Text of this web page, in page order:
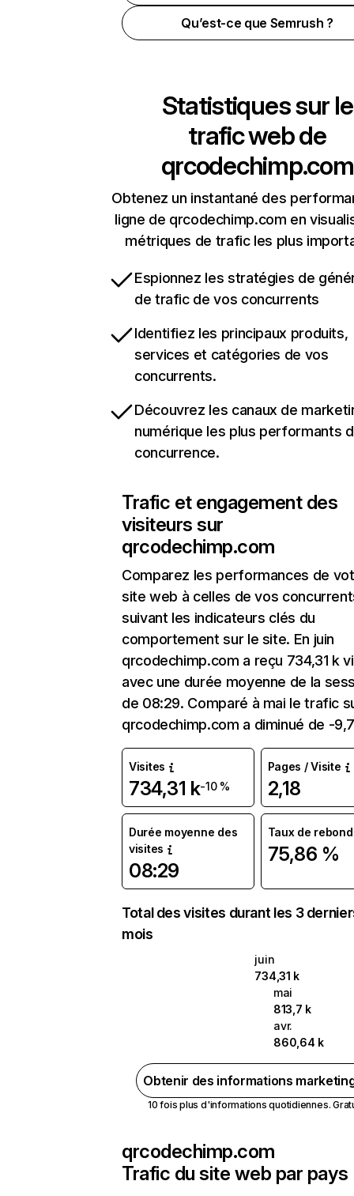
Qu’est-ce que Semrush ?
Statistiques sur le
trafic web de
qrcodechimp.com
Obtenez un instantané des
ligne de qrcodechimp.com en
métriques de trafic les plus
Espionnez les stratégies de
de trafic de vos concurrents
Identifiez les principaux produits,
services et catégories de vos
concurrents.
Découvrez les canaux de
numérique les plus performants
concurrence.
Trafic et engagement des
visiteurs sur
qrcodechimp.com
Comparez les performances de
site web à celles de vos
suivant les indicateurs clés du
comportement sur le site. En juin
qrcodechimp.com a reçu 734,31 k
avec une durée moyenne de la
de 08:29. Comparé à mai le trafic
qrcodechimp.com a diminué de -
Visites
734,31 k-10 %
Pages / Visite
2,18
Durée moyenne des
visites
08:29
Taux de rebond
75,86 %
Total des visites durant les 3
mois
juin
734,31 k
mai
813,7 k
avr.
860,64 k
Obtenir des informations
10 fois plus d'informations quotidiennes.
qrcodechimp.com
Trafic du site web par pays